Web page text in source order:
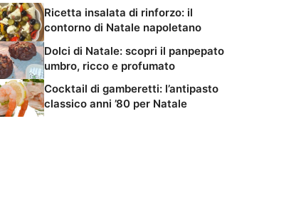
Ricetta insalata di rinforzo: il
contorno di Natale napoletano
Dolci di Natale: scopri il panpepato
umbro, ricco e profumato
Cocktail di gamberetti: l’antipasto
classico anni ’80 per Natale